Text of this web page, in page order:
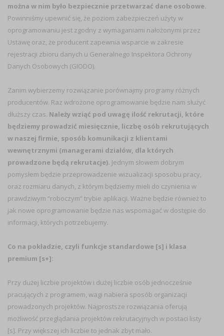
można w nim było bezpiecznie przetwarzać dane osobowe.
Powinniśmy upewnić się, że poziom zabezpieczeń użyty w
oprogramowaniu jest zgodny z wymaganiami nałożonymi przez
Ustawę oraz, że producent zapewnia wsparcie w zakresie
rejestracji zbioru danych u Generalnego Inspektora Ochrony
Danych Osobowych (GIODO).
Zanim wybierzemy rozwiązanie porównajmy programy różnych
producentów. Raz wdrożone oprogramowanie będzie nam służyć
dłuższy czas. Należy wziąć pod uwagę ilość rekrutacji, które
będziemy prowadzić miesięcznie, liczbę osób rekrutujących
w naszej firmie, sposób komunikacji z klientami
wewnętrznymi (managerami działów, dla których
prowadzone będą rekrutacje). Jednym słowem dobrym
pomysłem będzie przeprowadzenie wizualizacji sposobu pracy,
oraz rozmiaru danych, z którym będziemy mieli do czynienia w
prawdziwym “roboczym” trybie aplikacji. Ważne będzie również to
jak nowe oprogramowanie będzie nas wspomagać w dostępie do
informacji, których potrzebujemy.
Co na pokładzie, czyli funkcje standardowe [s] i klasa
premium [s+]:
Przy dużej liczbie projektów i dużej liczbie osób jednocześnie
pracujących z programem, wagi nabiera sposób organizacji
prowadzonych projektów. Najprostsze rozwiązania oferują
możliwość przeglądania projektów rekrutacyjnych w postaci listy
[s]. Przy większej ich liczbie to jednak zbyt mało.